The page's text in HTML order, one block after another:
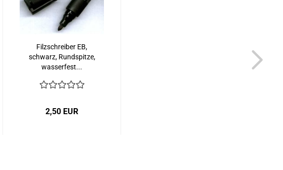
Filzschreiber EB,
schwarz, Rundspitze,
wasserfest...
2,50 EUR